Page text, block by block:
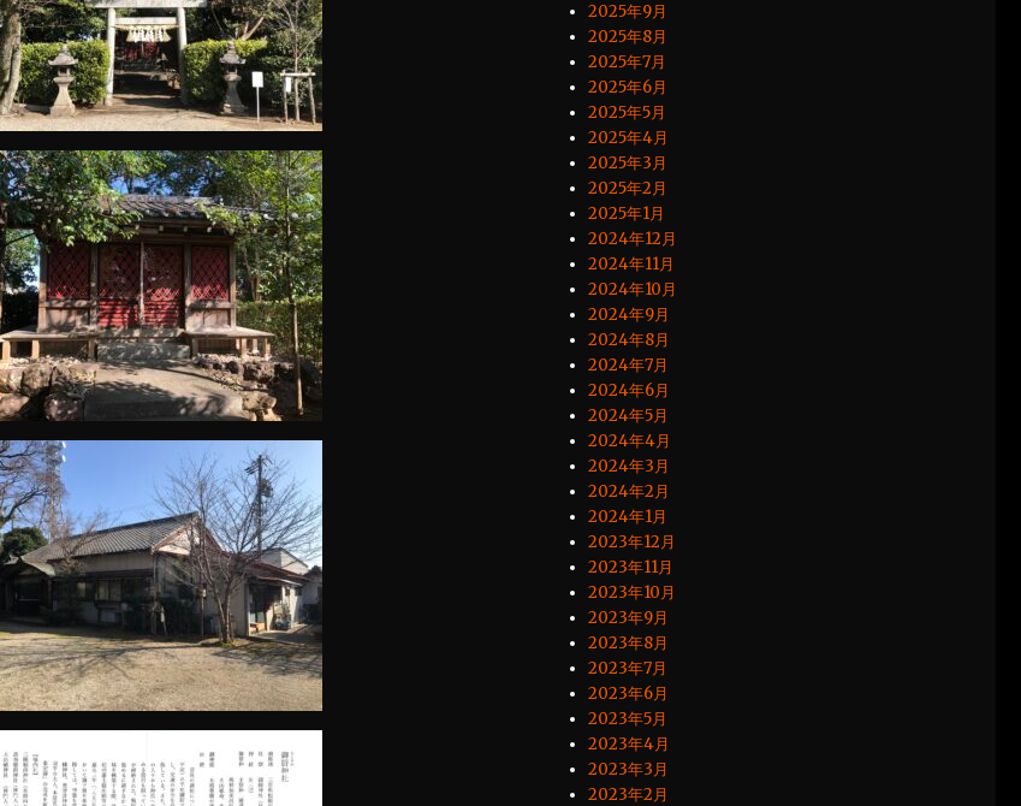
2025年9月
2025年8月
2025年7月
2025年6月
2025年5月
2025年4月
2025年3月
2025年2月
2025年1月
2024年12月
2024年11月
2024年10月
2024年9月
2024年8月
2024年7月
2024年6月
2024年5月
2024年4月
2024年3月
2024年2月
2024年1月
2023年12月
2023年11月
2023年10月
2023年9月
2023年8月
2023年7月
2023年6月
2023年5月
2023年4月
2023年3月
2023年2月